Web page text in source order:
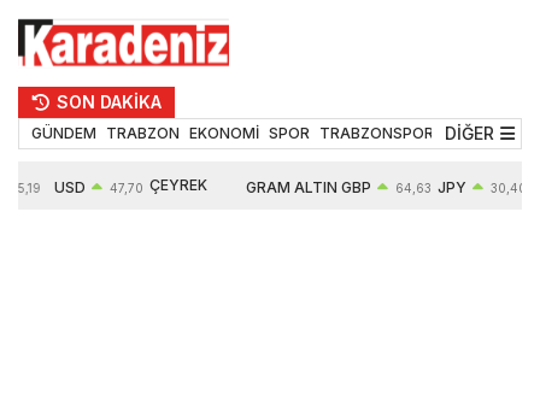
SON DAKİKA
GÜNDEM TRABZON EKONOMİ SPOR TRABZONSPOR TEKNOLOJİ
DİĞER
55,19 USD 47,70 ÇEYREK GRAM ALTIN GBP 64,63 JPY 30,40